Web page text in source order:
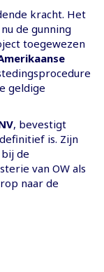
kracht. Het
de gunning
toegewezen
geldige
, bevestigt
is. Zijn
de
van OW als
naar de